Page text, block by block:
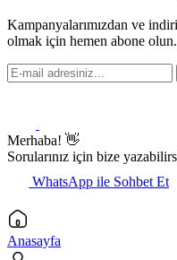
Kampanyalarımızdan ve
olmak için hemen abone olun.
Merhaba! 👋
Sorularınız için bize
WhatsApp ile Sohbet Et
Anasayfa